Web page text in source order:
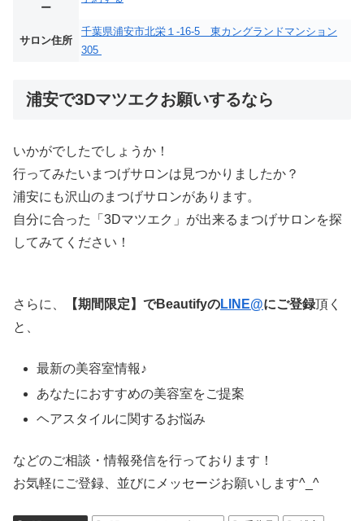
ー
サロン住所
千葉県浦安市北栄１-16-5 東カングランドマンション
305
浦安で3Dマツエクお願いするなら
いかがでしたでしょうか！
行ってみたいまつげサロンは見つかりましたか？
浦安にも沢山のまつげサロンがあります。
自分に合った「3Dマツエク」が出来るまつげサロンを探
してみてください！
さらに、 【期間限定】でBeautifyのLINE@にご登録頂く
と、
最新の美容室情報♪
あなたにおすすめの美容室をご提案
ヘアスタイルに関するお悩み
などのご相談・情報発信を行っております！
お気軽にご登録、並びにメッセージお願いします^_^